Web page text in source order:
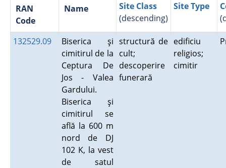
RAN
Code
Name
Site Class
(descending)
Site Type
132529.09
Biserica şi
cimitirul de la
Ceptura De
Jos - Valea
Gardului.
Biserica şi
cimitirul se
află la 600 m
nord de DJ
102 K, la vest
de satul
structură de
cult;
descoperire
funerară
edificiu
religios;
cimitir